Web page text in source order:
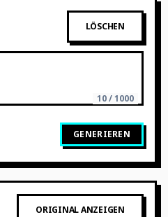
LÖSCHEN
10 / 1000
GENERIEREN
ORIGINAL ANZEIGEN